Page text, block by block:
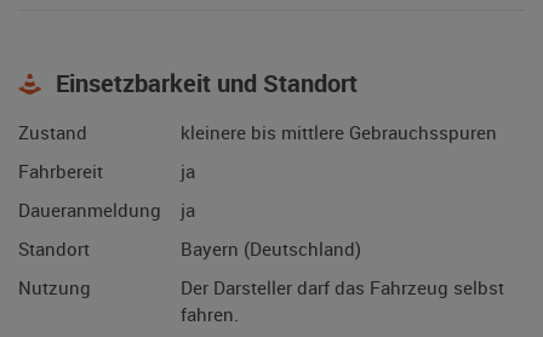
Einsetzbarkeit und Standort
Zustand
kleinere bis mittlere Gebrauchsspuren
Fahrbereit
ja
Daueranmeldung
ja
Standort
Bayern (Deutschland)
Nutzung
Der Darsteller darf das Fahrzeug selbst
fahren.